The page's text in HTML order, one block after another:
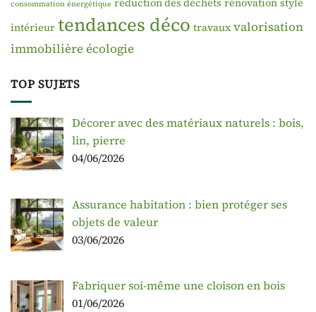
consommation énergétique réduction des déchets rénovation style
intérieur tendances déco travaux valorisation
immobilièreécologie
TOP SUJETS
Décorer avec des matériaux naturels : bois,
lin, pierre
04/06/2026
Assurance habitation : bien protéger ses
objets de valeur
03/06/2026
Fabriquer soi-même une cloison en bois
01/06/2026